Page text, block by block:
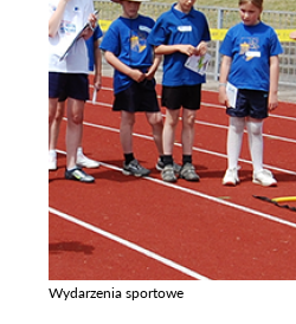
Wydarzenia sportowe